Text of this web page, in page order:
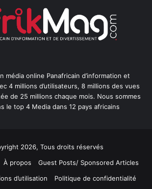
média online Panafricain d’information et
4 millions d’utilisateurs, 8 millions des vues
de 25 millions chaque mois. Nous sommes
le top 4 Media dans 12 pays africains
2026, Tous droits réservés
À propos
Guest Posts/ Sponsored Articles
d’utilisation Politique de confidentialité